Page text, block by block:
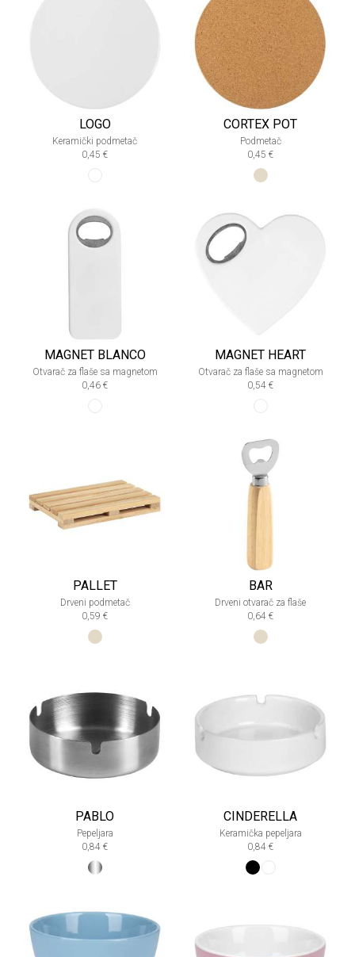
LOGO
Keramički podmetač
0,45 €
CORTEX POT
Podmetač
0,45 €
MAGNET BLANCO
Otvarač za flaše sa magnetom
0,46 €
MAGNET HEART
Otvarač za flaše sa magnetom
0,54 €
PALLET
Drveni podmetač
0,59 €
BAR
Drveni otvarač za flaše
0,64 €
PABLO
Pepeljara
0,84 €
CINDERELLA
Keramička pepeljara
0,84 €